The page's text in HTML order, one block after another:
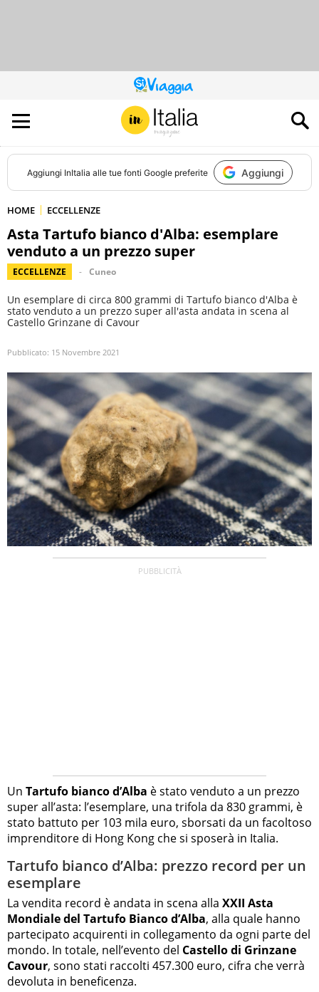
QUESTO
SITO
CONTRIBUISCE
ALL’AUDIENCE
DI
Aggiungi InItalia alle tue fonti Google preferite Aggiungi
HOME ECCELLENZE
Asta Tartufo bianco d'Alba: esemplare
venduto a un prezzo super
ECCELLENZE Cuneo
Un esemplare di circa 800 grammi di Tartufo bianco d'Alba è
stato venduto a un prezzo super all'asta andata in scena al
Castello Grinzane di Cavour
Pubblicato: 15 Novembre 2021
Un Tartufo bianco d’Alba è stato venduto a un prezzo
super all’asta: l’esemplare, una trifola da 830 grammi, è
stato battuto per 103 mila euro, sborsati da un facoltoso
imprenditore di Hong Kong che si sposerà in Italia.
Tartufo bianco d’Alba: prezzo record per un
esemplare
La vendita record è andata in scena alla XXII Asta
Mondiale del Tartufo Bianco d’Alba, alla quale hanno
partecipato acquirenti in collegamento da ogni parte del
mondo. In totale, nell’evento del Castello di Grinzane
Cavour, sono stati raccolti 457.300 euro, cifra che verrà
devoluta in beneficenza.